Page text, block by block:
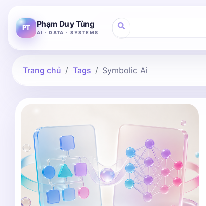
PT Phạm Duy Tùng
AI · DATA · SYSTEMS
Trang chủ Tags Symbolic Ai